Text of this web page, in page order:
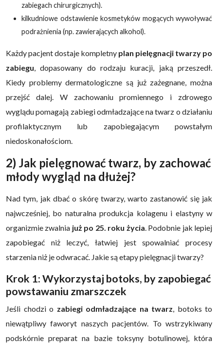
zabiegach chirurgicznych).
kilkudniowe odstawienie kosmetyków mogących wywoływać
podrażnienia (np. zawierających alkohol).
Każdy pacjent dostaje kompletny plan pielęgnacji twarzy po
zabiegu , dopasowany do rodzaju kuracji, jaką przeszedł.
Kiedy problemy dermatologiczne są już zażegnane, można
przejść dalej. W zachowaniu promiennego i zdrowego
wyglądu pomagają zabiegi odmładzające na twarz o działaniu
profilaktycznym lub zapobiegającym powstałym
niedoskonałościom.
2) Jak pielęgnować twarz, by zachować
młody wygląd na dłużej?
Nad tym, jak dbać o skórę twarzy, warto zastanowić się jak
najwcześniej, bo naturalna produkcja kolagenu i elastyny w
organizmie zwalnia już po 25. roku życia . Podobnie jak lepiej
zapobiegać niż leczyć, łatwiej jest spowalniać procesy
starzenia niż je odwracać. Jakie są etapy pielęgnacji twarzy?
Krok 1: Wykorzystaj botoks, by zapobiegać
powstawaniu zmarszczek
Jeśli chodzi o zabiegi odmładzające na twarz , botoks to
niewątpliwy faworyt naszych pacjentów. To wstrzykiwany
podskórnie preparat na bazie toksyny botulinowej, która